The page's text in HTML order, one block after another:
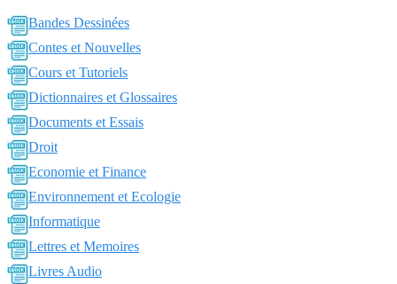
Bandes Dessinées
Contes et Nouvelles
Cours et Tutoriels
Dictionnaires et Glossaires
Documents et Essais
Droit
Economie et Finance
Environnement et Ecologie
Informatique
Lettres et Memoires
Livres Audio